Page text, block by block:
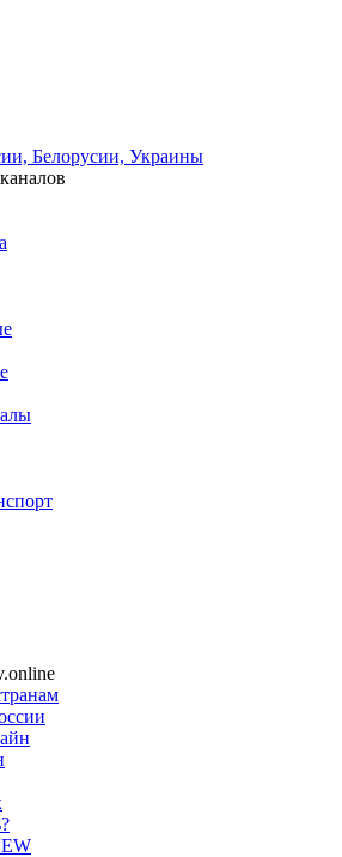
Белорусии, Украины